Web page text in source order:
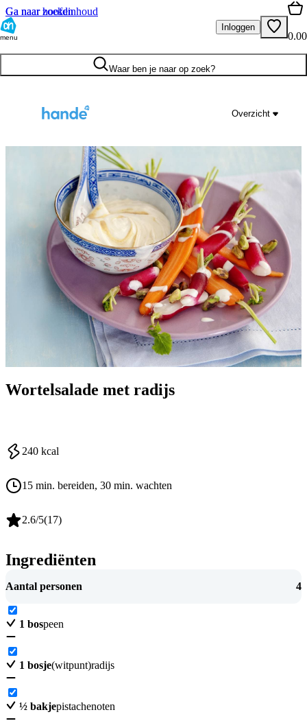
Ga naar hoofdinhoud
Ga naar zoeken
menu
Inloggen
0.00
Waar ben je naar op zoek?
Overzicht
Wortelsalade met radijs
240 kcal
15 min. bereiden, 30 min. wachten
2.6/5(17)
Ingrediënten
Aantal personen 4
1 bospeen
1 bosje(witpunt)radijs
½ bakjepistachenoten